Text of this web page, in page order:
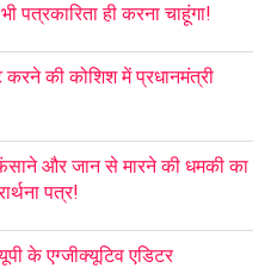
पत्रकारिता ही करना चाहूंगा!
की कोशिश में प्रधानमंत्री
और जान से मारने की धमकी का
पत्र!
के एग्जीक्यूटिव एडिटर